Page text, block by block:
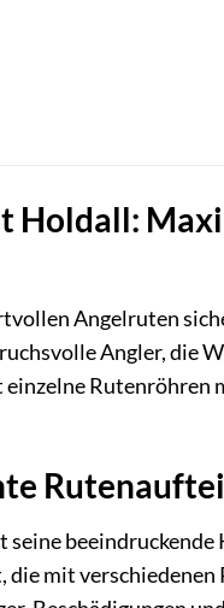
Holdall:
Angelruten
Angler, die
die mit